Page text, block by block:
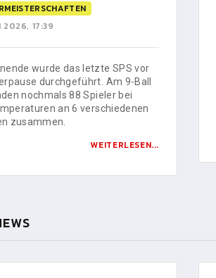
2026, 17:39
wurde das letzte SPS vor
durchgeführt. Am 9-Ball
nochmals 88 Spieler bei
an 6 verschiedenen
zusammen.
WEITERLESEN...